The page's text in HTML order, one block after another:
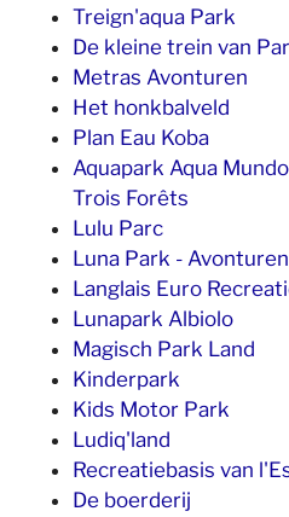
Treign'aqua Park
De kleine trein van
Metras Avonturen
Het honkbalveld
Plan Eau Koba
Aquapark Aqua
Trois Forêts
Lulu Parc
Luna Park -
Langlais Euro
Lunapark Albiolo
Magisch Park Land
Kinderpark
Kids Motor Park
Ludiq'land
Recreatiebasis van
De boerderij